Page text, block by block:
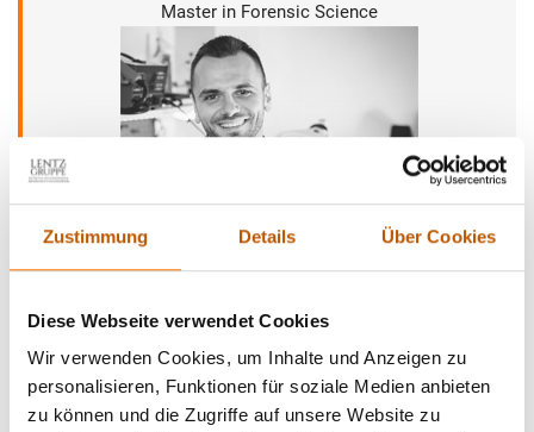
Zustimmung Details Über Cookies
Diese Webseite verwendet Cookies
Wir verwenden Cookies, um Inhalte und Anzeigen zu
personalisieren, Funktionen für soziale Medien anbieten
zu können und die Zugriffe auf unsere Website zu
Master in Forensic Science
Lars Neuhoff
Nachrichtentechniker